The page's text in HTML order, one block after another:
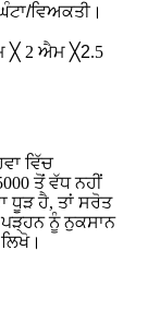
ਵਿਅਕਤੀ।
╳ 2 ਐਮ ╳2.5
ਵਿੱਚ
ਤੋਂ ਵੱਧ ਨਹੀਂ
ਧੂੜ ਹੈ, ਤਾਂ ਸਰੋਤ
ਨੂੰ ਨੁਕਸਾਨ